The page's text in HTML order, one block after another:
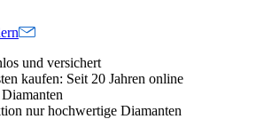
und versichert
kaufen: Seit 20 Jahren online
nur hochwertige Diamanten